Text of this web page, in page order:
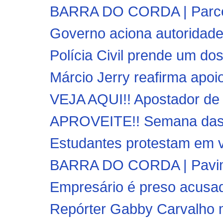
BARRA DO CORDA |
Governo aciona
Polícia Civil prende um
Márcio Jerry reafirma
VEJA AQUI!! Apostador
APROVEITE!! Semana
Estudantes protestam em
BARRA DO CORDA |
Empresário é preso
Repórter Gabby Carvalho